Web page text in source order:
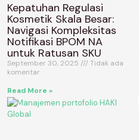
Kepatuhan Regulasi
Kosmetik Skala Besar:
Navigasi Kompleksitas
Notifikasi BPOM NA
untuk Ratusan SKU
September 30, 2025
Tidak ada
komentar
Read More »